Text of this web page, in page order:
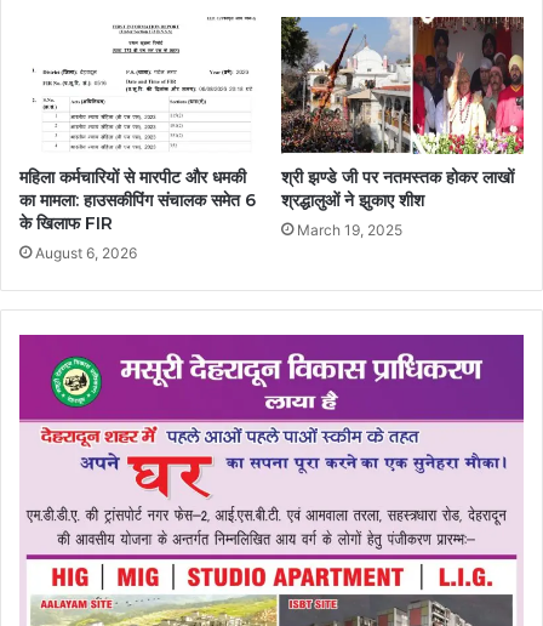
महिला कर्मचारियों से मारपीट और धमकी
का मामला: हाउसकीपिंग संचालक समेत 6
के खिलाफ FIR
August 6, 2026
श्री झण्डे जी पर नतमस्तक होकर लाखों
श्रद्धालुओं ने झुकाए शीश
March 19, 2025